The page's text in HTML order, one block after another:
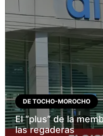
DE TOCHO-MOROCHO
El “plus” de la
las regaderas